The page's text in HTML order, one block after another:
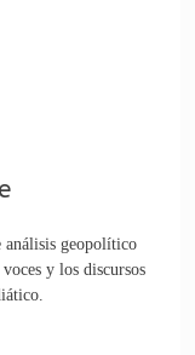
análisis geopolítico
y los discursos